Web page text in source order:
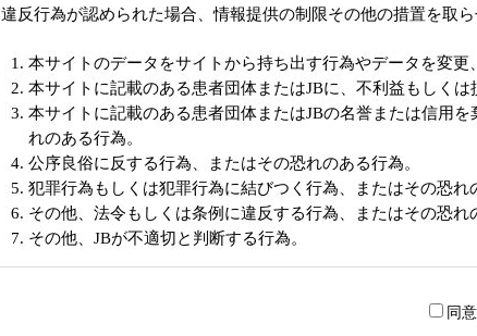
違反行為が認められた場合、情報提供の制限その他の措置を取
本サイトのデータをサイトから持ち出す行為やデータを変更
本サイトに記載のある患者団体またはJBに、不利益もしく
本サイトに記載のある患者団体またはJBの名誉または信用
れのある行為。
公序良俗に反する行為、またはその恐れのある行為。
犯罪行為もしくは犯罪行為に結びつく行為、またはその恐れ
その他、法令もしくは条例に違反する行為、またはその恐れ
その他、JBが不適切と判断する行為。
同